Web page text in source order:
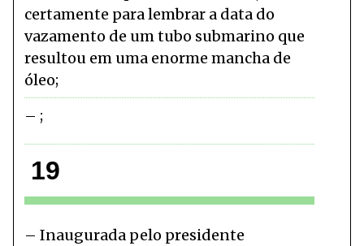
certamente para lembrar a data do
vazamento de um tubo submarino que
resultou em uma enorme mancha de
óleo
19
Inaugurada pelo presidente